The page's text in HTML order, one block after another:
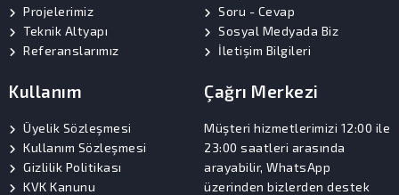
Projelerimiz
Teknik Altyapı
Referanslarımız
Soru - Cevap
Sosyal Medyada Biz
İletişim Bilgileri
Kullanım
Üyelik Sözleşmesi
Kullanım Sözleşmesi
Gizlilik Politikası
KVK Kanunu
Çağrı Merkezi
Müşteri hizmetlerimizi 12:00 ile
23:00 saatleri arasında
arayabilir, WhatsApp
üzerinden bizlerden destek